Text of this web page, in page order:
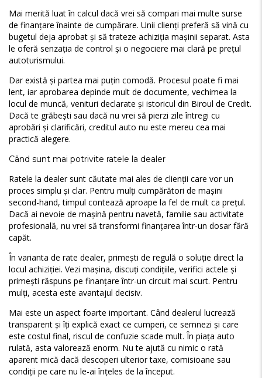
Mai merită luat în calcul dacă vrei să compari mai multe surse
de finanțare înainte de cumpărare. Unii clienți preferă să vină cu
bugetul deja aprobat și să trateze achiziția mașinii separat. Asta
le oferă senzația de control și o negociere mai clară pe prețul
autoturismului.
Dar există și partea mai puțin comodă. Procesul poate fi mai
lent, iar aprobarea depinde mult de documente, vechimea la
locul de muncă, venituri declarate și istoricul din Biroul de Credit.
Dacă te grăbești sau dacă nu vrei să pierzi zile întregi cu
aprobări și clarificări, creditul auto nu este mereu cea mai
practică alegere.
Când sunt mai potrivite ratele la dealer
Ratele la dealer sunt căutate mai ales de clienții care vor un
proces simplu și clar. Pentru mulți cumpărători de mașini
second-hand, timpul contează aproape la fel de mult ca prețul.
Dacă ai nevoie de mașină pentru navetă, familie sau activitate
profesională, nu vrei să transformi finanțarea într-un dosar fără
capăt.
În varianta de rate dealer, primești de regulă o soluție direct la
locul achiziției. Vezi mașina, discuți condițiile, verifici actele și
primești răspuns pe finanțare într-un circuit mai scurt. Pentru
mulți, acesta este avantajul decisiv.
Mai este un aspect foarte important. Când dealerul lucrează
transparent și îți explică exact ce cumperi, ce semnezi și care
este costul final, riscul de confuzie scade mult. În piața auto
rulată, asta valorează enorm. Nu te ajută cu nimic o rată
aparent mică dacă descoperi ulterior taxe, comisioane sau
condiții pe care nu le-ai înțeles de la început.